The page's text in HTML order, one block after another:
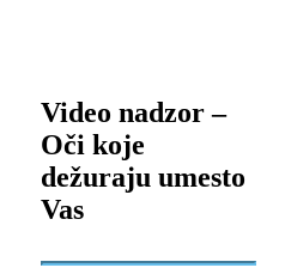
Video nadzor –
Oči koje
dežuraju umesto
Vas